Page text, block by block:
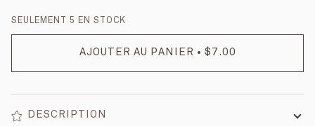
SEULEMENT 5 EN STOCK
AJOUTER AU PANIER • $7.00
DESCRIPTION